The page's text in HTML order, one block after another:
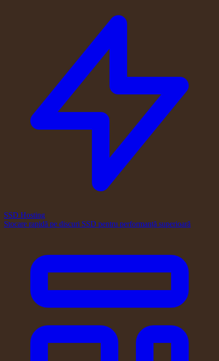
SSD Hosting
Stocare rapidă pe discuri SSD pentru performanță superioară